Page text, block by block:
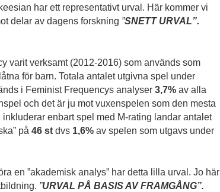
har ett representativt urval. Här kommer vi
delar av dagens forskning ”SNETT URVAL”.
varit verksamt (2012-2016) som används som
för barn. Totala antalet utgivna spel under
i Feminist Frequencys analyser 3,7% av alla
och det är ju mot vuxenspelen som den mesta
enbart spel med M-rating landar antalet
på 46 st dvs 1,6% av spelen som utgavs under
en ”akademisk analys” har detta lilla urval. Jo här
”URVAL PÅ BASIS AV FRAMGÅNG”.